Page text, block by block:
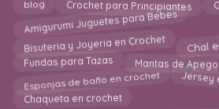
blog Crochet para Principiantes
Amigurumi Juguetes para Bebes
Bisuteria y Joyeria en Crochet Chal
Fundas para Tazas Mantas de Apego
Esponjas de baño en crochet Jersey
Chaqueta en crochet